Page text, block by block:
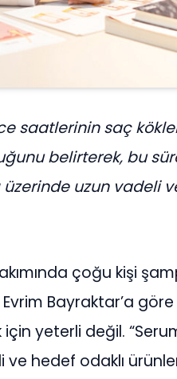
saatlerinin saç
belirterek, bu
uzun vadeli
çoğu kişi
Bayraktar’a
için yeterli değil.
ve hedef odaklı